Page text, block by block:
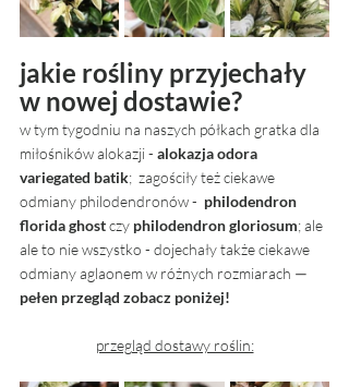
jakie rośliny przyjechały
w nowej dostawie?
w tym tygodniu na naszych półkach gratka dla
miłośników alokazji - alokazja odora
variegated batik;  zagościły też ciekawe
odmiany philodendronów - philodendron
florida ghost czy philodendron gloriosum; ale
ale to nie wszystko - dojechały także ciekawe
odmiany aglaonem w różnych rozmiarach —
pełen przegląd zobacz poniżej!
przegląd dostawy roślin: